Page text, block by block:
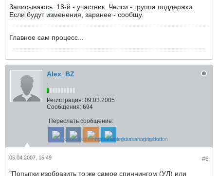
Записываюсь. 13-й - участник. Челси - группа поддержки.
Если будут изменения, заранее - сообщу.
Главное сам процесс...
Alex_BZ
Регистрация: 09.03.2005
Сообщения: 694
Переслать сообщение:
#6
05.04.2007, 15:49
"Попытки изобразить то же самое спиннингом (УЛ) или